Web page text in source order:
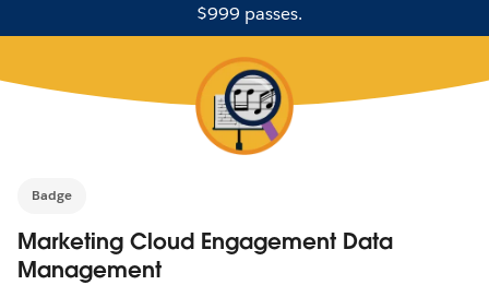
$999 passes.
Badge
Marketing Cloud Engagement Data
Management